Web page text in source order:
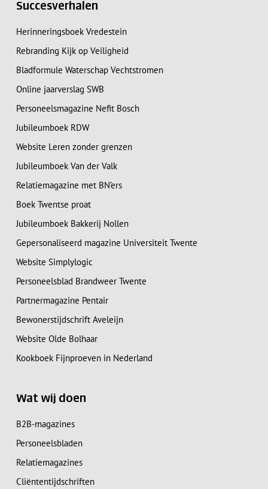
Succesverhalen
Herinneringsboek Vredestein
Rebranding Kijk op Veiligheid
Bladformule Waterschap Vechtstromen
Online jaarverslag SWB
Personeelsmagazine Nefit Bosch
Jubileumboek RDW
Website Leren zonder grenzen
Jubileumboek Van der Valk
Relatiemagazine met BN’ers
Boek Twentse proat
Jubileumboek Bakkerij Nollen
Gepersonaliseerd magazine Universiteit Twente
Website Simplylogic
Personeelsblad Brandweer Twente
Partnermagazine Pentair
Bewonerstijdschrift Aveleijn
Website Olde Bolhaar
Kookboek Fijnproeven in Nederland
Wat wij doen
B2B-magazines
Personeelsbladen
Relatiemagazines
Cliëntentijdschriften